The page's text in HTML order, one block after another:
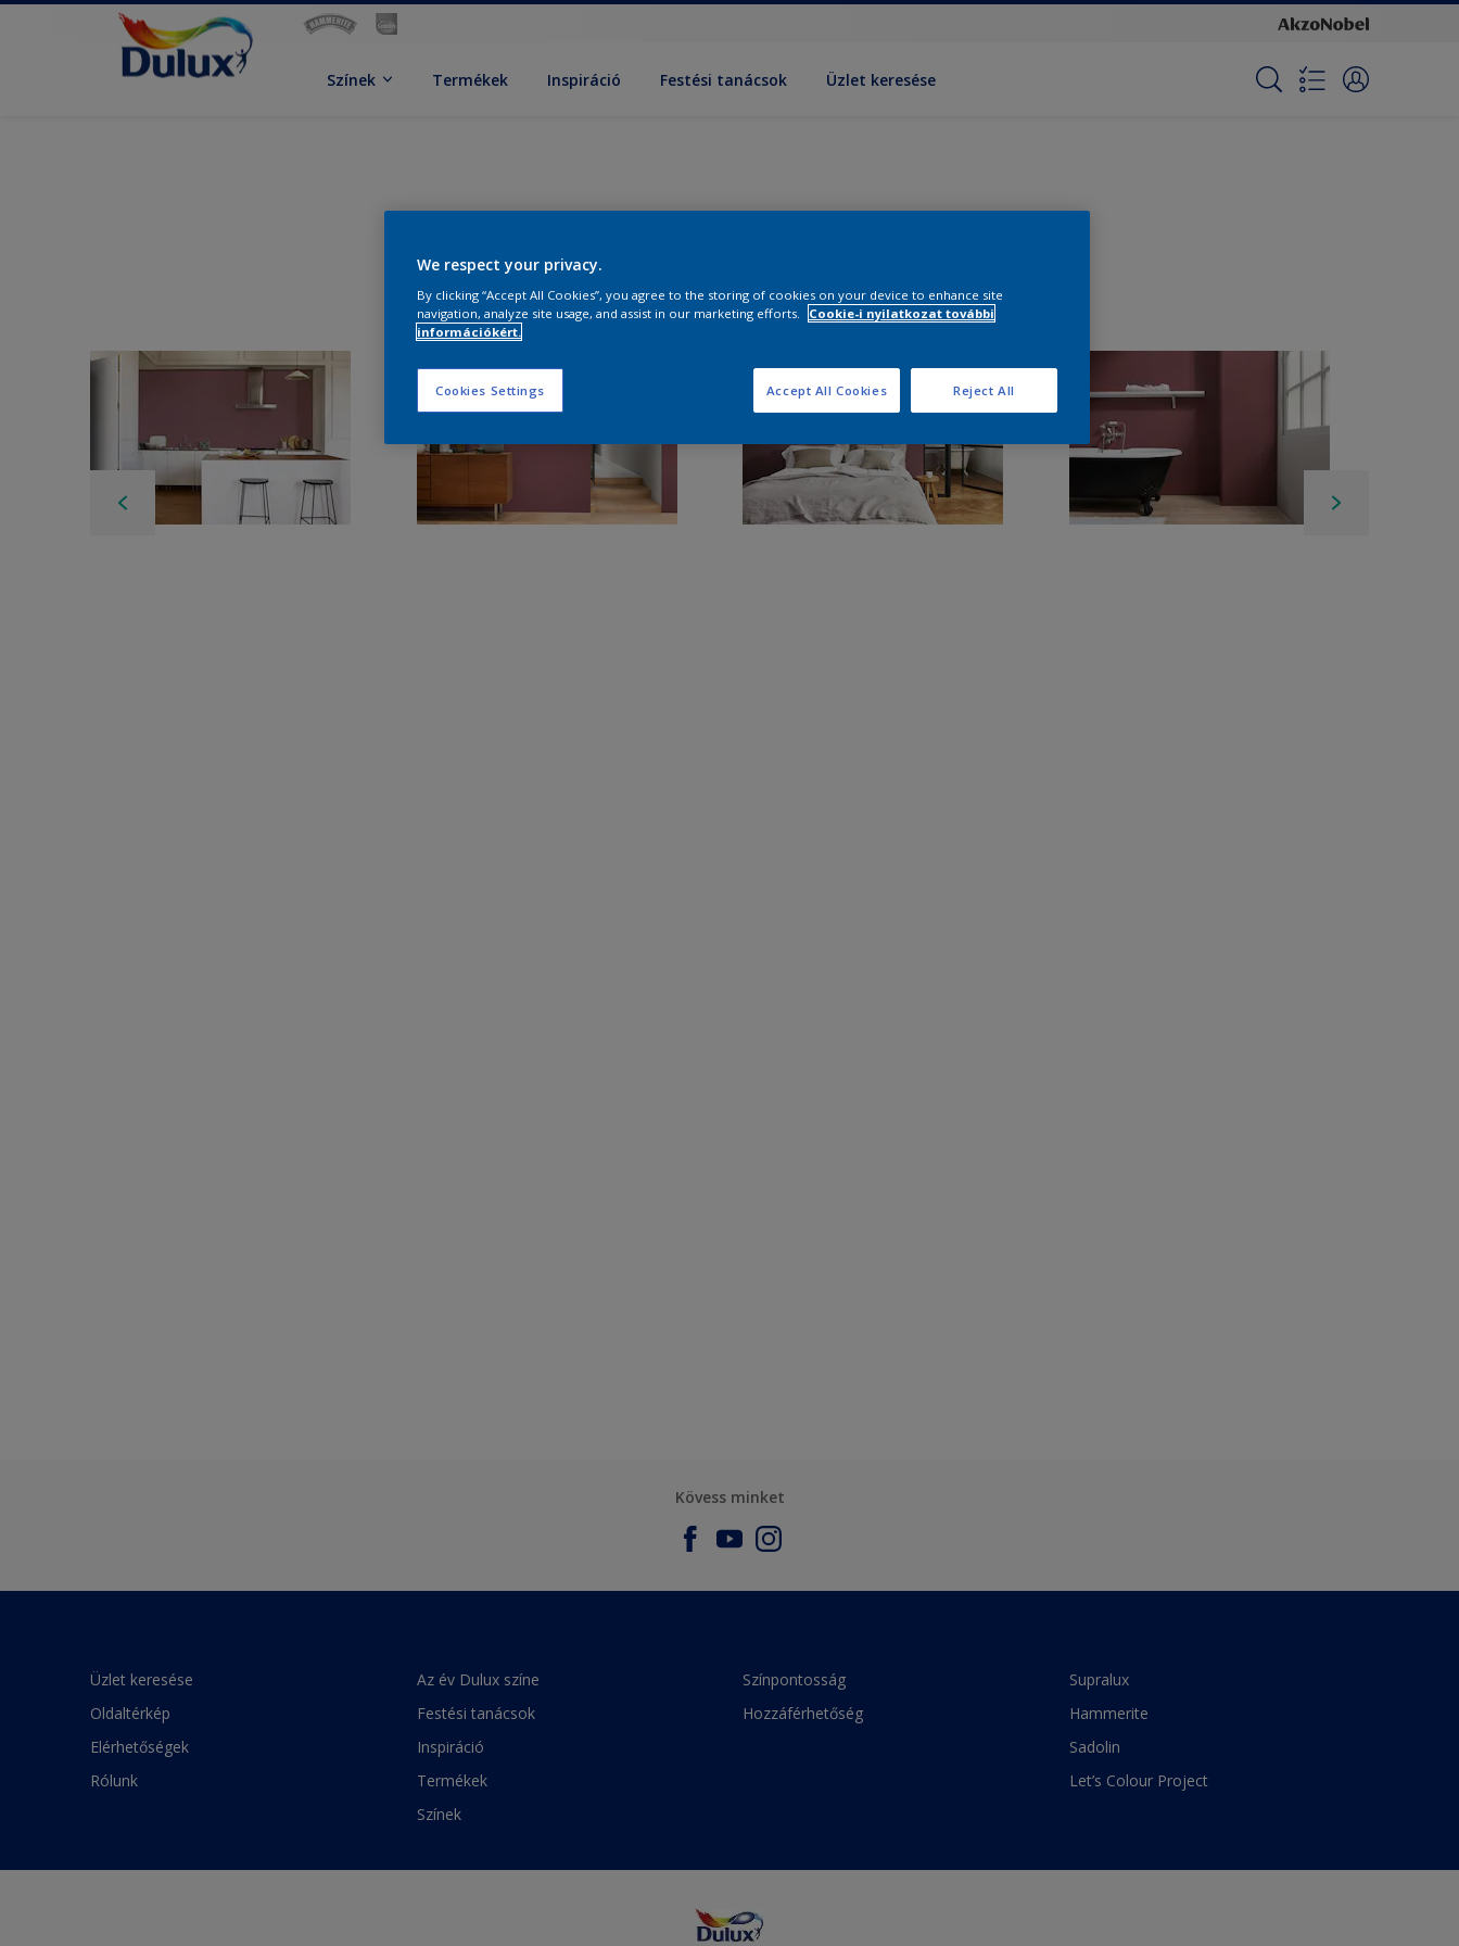
Színek Termékek Inspiráció Festési tanácsok Üzlet keresése
Kövess minket
Üzlet keresése
Oldaltérkép
Elérhetőségek
Rólunk
Az év Dulux színe
Festési tanácsok
Inspiráció
Termékek
Színek
Színpontosság
Hozzáférhetőség
Supralux
Hammerite
Sadolin
Let’s Colour Project
We respect your privacy.
By clicking “Accept All Cookies”, you agree to the storing of cookies on your device to enhance site
navigation, analyze site usage, and assist in our marketing efforts.
Cookie-i nyilatkozat további
információkért.
Cookies Settings Reject All
Accept All Cookies